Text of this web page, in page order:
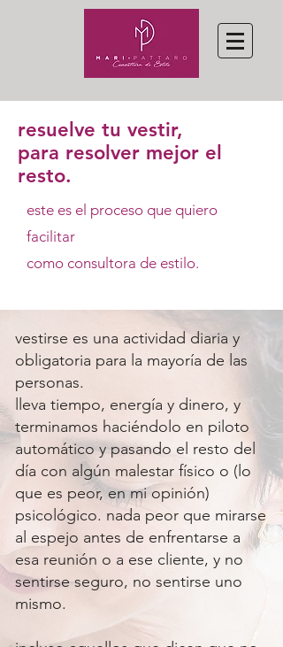
resuelve tu vestir,
para resolver mejor el
resto.
este es el proceso que quiero
facilitar
como consultora de estilo.
vestirse es una actividad diaria y
obligatoria para la mayoría de las
personas.
lleva tiempo, energía y dinero, y
terminamos haciéndolo en piloto
automático y pasando el resto del
día con algún malestar físico o (lo
que es peor, en mi opinión)
psicológico. nada peor que mirarse
al espejo antes de enfrentarse a
esa reunión o a ese cliente, y no
sentirse seguro, no sentirse uno
mismo.